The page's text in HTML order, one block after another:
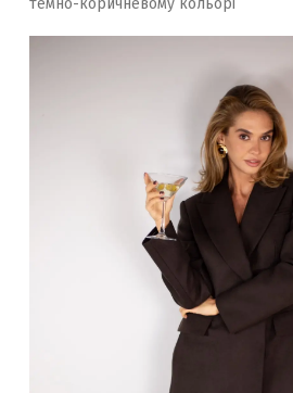
темно-коричневому кольорі